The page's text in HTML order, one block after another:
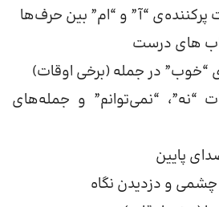
پرکننده‌ی “آ” و “ام” بین حرف‌ها
های درست
“خوب” در جمله (برخی اوقات)
“نه”، “نمی‌توانم” و جمله‌های
پایین
و دزدیدن نگاه